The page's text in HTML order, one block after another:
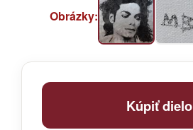
Obrázky:
Kúpiť dielo